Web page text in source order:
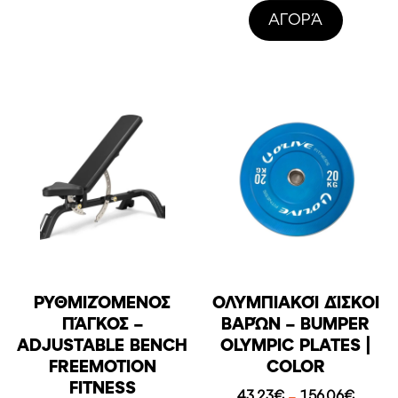
was:
10366,00€.
AΓΟΡΆ
ΡΥΘΜΙΖΌΜΕΝΟΣ
ΠΆΓΚΟΣ –
ADJUSTABLE BENCH
FREEMOTION
FITNESS
ΟΛΥΜΠΙΑΚΟΊ ΔΊΣΚΟΙ
ΒΑΡΏΝ – BUMPER
OLYMPIC PLATES |
COLOR
Price